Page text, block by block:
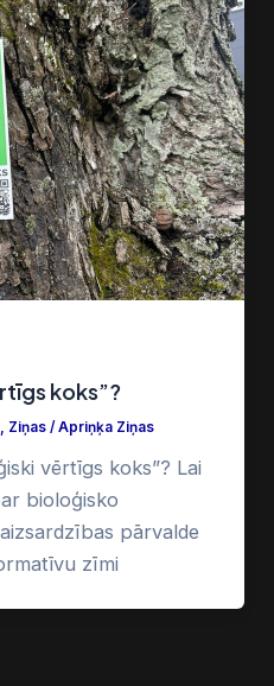
koks”?
, Ziņas/ Apriņķa Ziņas
vērtīgs koks”? Lai
bioloģisko
pārvalde
zīmi